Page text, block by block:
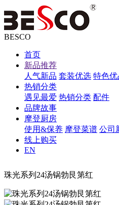
BESCO
首页
新品推荐
人气新品 套装优选 特色优
热销分类
遇见最爱 热销分类 配件
品牌故事
摩登厨房
使用&保养 摩登菜谱 公司
线上购买
EN
珠光系列24汤锅勃艮第红